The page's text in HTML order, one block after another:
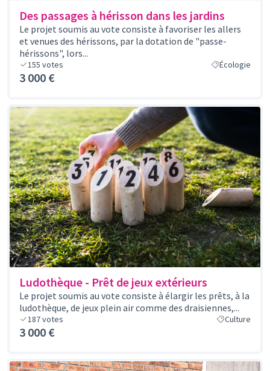
Des passages à hérisson dans les jardins
Le projet soumis au vote consiste à favoriser les allers
et venues des hérissons, par la dotation de "passe-
hérissons", lors...
155 votes Écologie
3 000 €
Ludothèque - Prêt de jeux extérieurs
Le projet soumis au vote consiste à élargir les prêts, à la
ludothèque, de jeux plein air comme des draisiennes,...
187votes Culture
3 000 €